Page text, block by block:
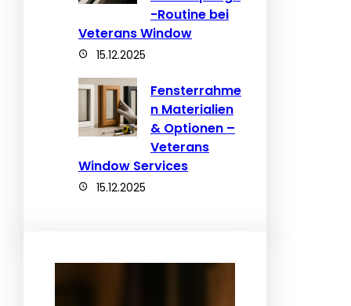
-Routine bei
Veterans Window
15.12.2025
Fensterrahme
n Materialien
& Optionen –
Veterans
Window Services
15.12.2025